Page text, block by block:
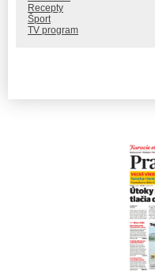
Recepty
Šport
TV program